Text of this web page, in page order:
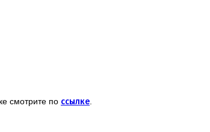
смотрите по ссылке